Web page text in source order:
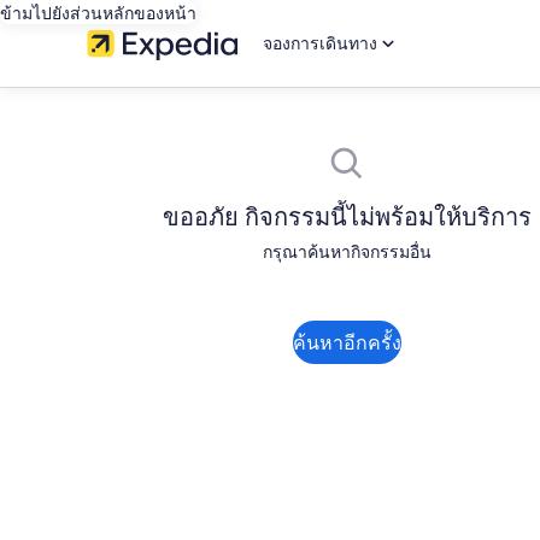
ข้ามไปยังส่วนหลักของหน้า
จองการเดินทาง
ขออภัย กิจกรรมนี้ไม่พร้อมให้บริการ
กรุณาค้นหากิจกรรมอื่น
ค้นหาอีกครั้ง